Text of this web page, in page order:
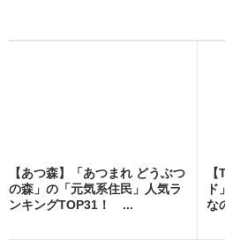
【あつ森】「あつまれ どうぶつ
の森」の「元気系住民」人気ラ
ンキングTOP31！ ...
な